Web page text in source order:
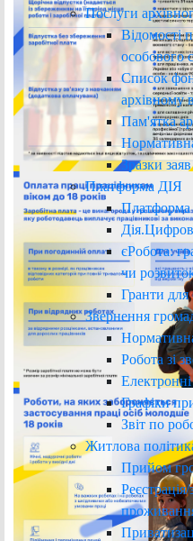
Послуги
Відомості
особового
Список
архівному
Пам'ятка
Зразки заяв
Платформа ДІЯ
Платформа
єРобота:
чи
Гранти для
Звернення
Робота зі
Електронні
Графіки
Звіт по
Житлова
Прийом
Реєстрація/